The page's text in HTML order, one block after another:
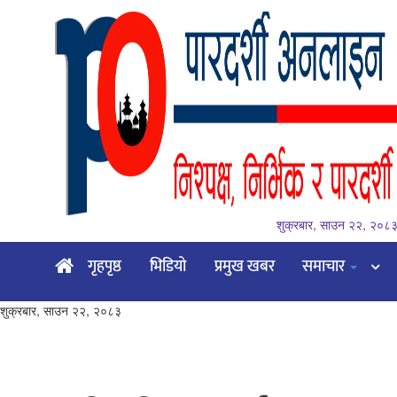
गृहपृष्ठ
प्रमुख
शुक्रबार, साउन २२, २०८३
गृहपृष्ठ भिडियो प्रमुख खबर समाचार
शुक्रबार, साउन २२, २०८३